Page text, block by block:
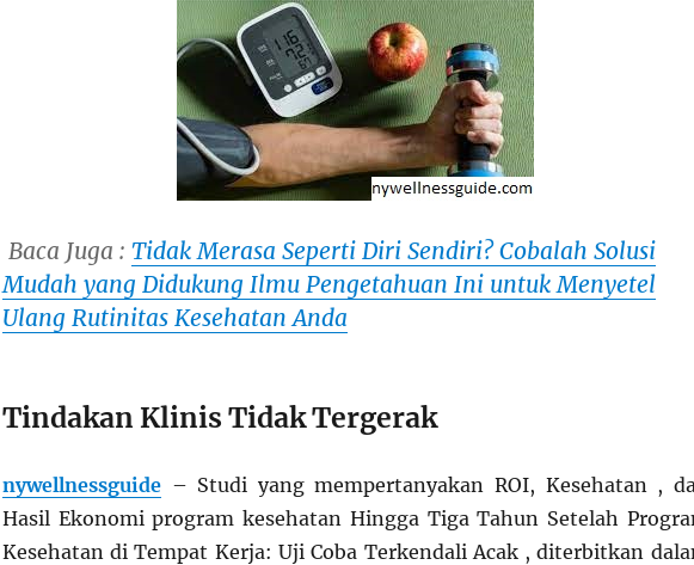
Baca Juga : Tidak Merasa Seperti Diri Sendiri? Cobalah Solusi
Mudah yang Didukung Ilmu Pengetahuan Ini untuk Menyetel
Ulang Rutinitas Kesehatan Anda
Tindakan Klinis Tidak Tergerak
nywellnessguide– Studi yang mempertanyakan ROI, Kesehatan ,
Hasil Ekonomi program kesehatan Hingga Tiga Tahun Setelah
Kesehatan di Tempat Kerja: Uji Coba Terkendali Acak , diterbitkan